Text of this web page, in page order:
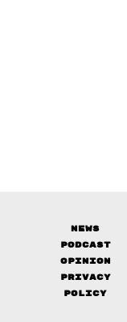
News
Podcast
Opinion
Privacy
Policy